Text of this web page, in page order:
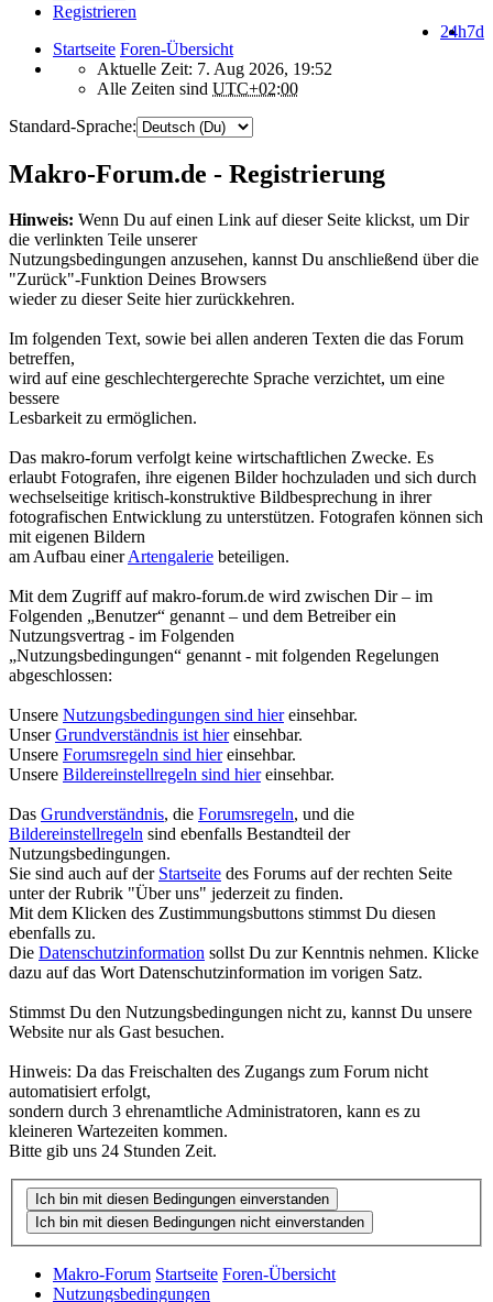
Registrieren
7d
24h
Startseite Foren-Übersicht
Aktuelle Zeit: 7. Aug 2026, 19:52
Alle Zeiten sind UTC+02:00
Standard-Sprache:
Makro-Forum.de - Registrierung
Hinweis: Wenn Du auf einen Link auf dieser Seite klickst, um Dir
die verlinkten Teile unserer
Nutzungsbedingungen anzusehen, kannst Du anschließend über die
"Zurück"-Funktion Deines Browsers
wieder zu dieser Seite hier zurückkehren.
Im folgenden Text, sowie bei allen anderen Texten die das Forum
betreffen,
wird auf eine geschlechtergerechte Sprache verzichtet, um eine
bessere
Lesbarkeit zu ermöglichen.
Das makro-forum verfolgt keine wirtschaftlichen Zwecke. Es
erlaubt Fotografen, ihre eigenen Bilder hochzuladen und sich durch
wechselseitige kritisch-konstruktive Bildbesprechung in ihrer
fotografischen Entwicklung zu unterstützen. Fotografen können sich
mit eigenen Bildern
am Aufbau einerArtengalerie beteiligen.
Mit dem Zugriff auf makro-forum.de wird zwischen Dir – im
Folgenden „Benutzer“ genannt – und dem Betreiber ein
Nutzungsvertrag - im Folgenden
„Nutzungsbedingungen“ genannt - mit folgenden Regelungen
abgeschlossen:
Unsere Nutzungsbedingungen sind hiereinsehbar.
UnserGrundverständnis ist hiereinsehbar.
Unsere Forumsregeln sind hiereinsehbar.
Unsere Bildereinstellregeln sind hiereinsehbar.
Das Grundverständnis, die Forumsregeln, und die
Bildereinstellregeln sind ebenfalls Bestandteil der
Nutzungsbedingungen.
Sie sind auch auf der Startseite des Forums auf der rechten Seite
unter der Rubrik "Über uns" jederzeit zu finden.
Mit dem Klicken des Zustimmungsbuttons stimmst Du diesen
ebenfalls zu.
Die Datenschutzinformation sollst Du zur Kenntnis nehmen. Klicke
dazu auf das Wort Datenschutzinformation im vorigen Satz.
Stimmst Du den Nutzungsbedingungen nicht zu, kannst Du unsere
Website nur als Gast besuchen.
Hinweis: Da das Freischalten des Zugangs zum Forum nicht
automatisiert erfolgt,
sondern durch 3 ehrenamtliche Administratoren, kann es zu
kleineren Wartezeiten kommen.
Bitte gib uns 24 Stunden Zeit.
Makro-Forum Startseite Foren-Übersicht
Nutzungsbedingungen